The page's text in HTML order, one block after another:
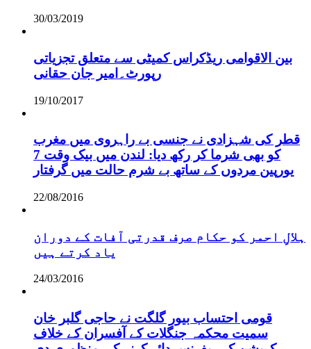
30/03/2019
بین الاقوامی ریڈکراس کمیٹی سے متعلق تجزیاتی
رپورٹ۔امیر جان حقانی
19/10/2017
قطر کی شہزادی نے جنسی بے راہروی میں مغرب
کو بھی شرما کر رکھ دیا: لندن میں بیک وقت 7
یورپین مردوں کے ساتھ بے شرم حالت میں گرفتار
22/08/2016
ہلالِ احمر کو حکام صرف قدرتی آفات کے دوران
یاد کرتے ہیں
24/03/2016
قومی احتساب بیور گلگت نے حاجی گلبر خان
سمیت محکمہ جنگلات کے آفسران کے خلاف